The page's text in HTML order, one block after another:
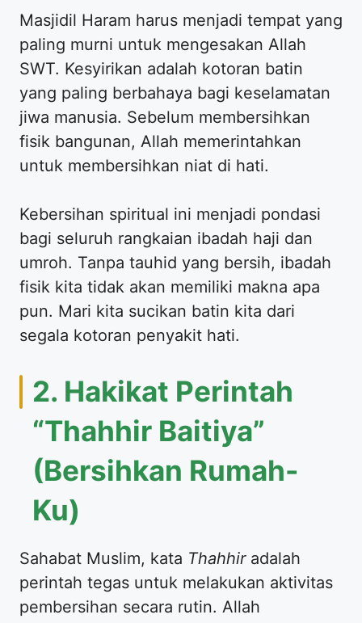
Masjidil Haram harus menjadi tempat yang
paling murni untuk mengesakan Allah
SWT. Kesyirikan adalah kotoran batin
yang paling berbahaya bagi keselamatan
jiwa manusia. Sebelum membersihkan
fisik bangunan, Allah memerintahkan
untuk membersihkan niat di hati.
Kebersihan spiritual ini menjadi pondasi
bagi seluruh rangkaian ibadah haji dan
umroh. Tanpa tauhid yang bersih, ibadah
fisik kita tidak akan memiliki makna apa
pun. Mari kita sucikan batin kita dari
segala kotoran penyakit hati.
2. Hakikat Perintah
“Thahhir Baitiya”
(Bersihkan Rumah-
Ku)
Sahabat Muslim, kata Thahhiradalah
perintah tegas untuk melakukan aktivitas
pembersihan secara rutin. Allah